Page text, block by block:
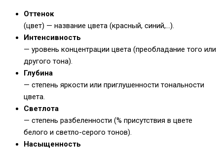
Оттенок
(цвет) — название цвета (красный, синий,…).
Интенсивность
— уровень концентрации цвета (преобладание того или
другого тона).
Глубина
— степень яркости или приглушенности тональности
цвета.
Светлота
— степень разбеленности (% присутствия в цвете
белого и светло-серого тонов).
Насыщенность